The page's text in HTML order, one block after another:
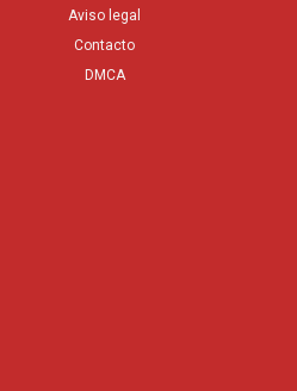
Aviso legal
Contacto
DMCA